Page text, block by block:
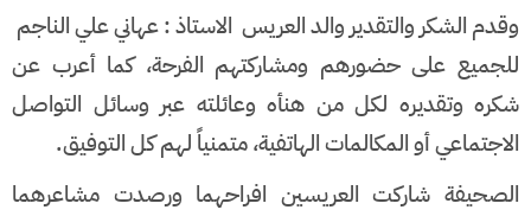
وقدم الشكر والتقدير والد العريس الاستاذ : عهاني علي الناجم
للجميع على حضورهم ومشاركتهم الفرحة، كما أعرب عن
شكره وتقديره لكل من هنأه وعائلته عبر وسائل التواصل
الاجتماعي أو المكالمات الهاتفية، متمنياً لهم كل التوفيق.
الصحيفة شاركت العريسين افراحهما ورصدت مشاعرهما